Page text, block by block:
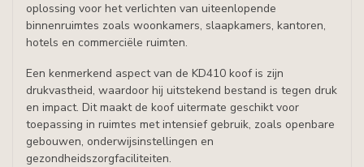
oplossing voor het verlichten van uiteenlopende
binnenruimtes zoals woonkamers, slaapkamers, kantoren,
hotels en commerciële ruimten.
Een kenmerkend aspect van de KD410 koof is zijn
drukvastheid, waardoor hij uitstekend bestand is tegen druk
en impact. Dit maakt de koof uitermate geschikt voor
toepassing in ruimtes met intensief gebruik, zoals openbare
gebouwen, onderwijsinstellingen en
gezondheidszorgfaciliteiten.